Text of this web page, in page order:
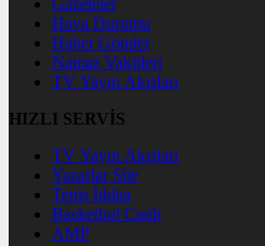
Gazeteler
Hava Durumu
Haber Gönder
Namaz Vakitleri
TV Yayın Akışları
HIZLI SERVİS
TV Yayın Akışları
Yazarlar Site
Tenis İddaa
Basketbol Canlı
AMP